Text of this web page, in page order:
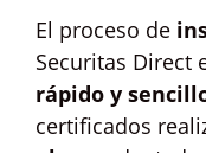
El proceso de
Securitas Direct
rápido y
certificados